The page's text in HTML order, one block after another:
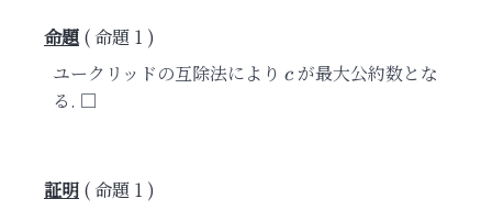
命題 1
ユークリッドの互除法により c
c が最大公約数とな
る.
命題 1